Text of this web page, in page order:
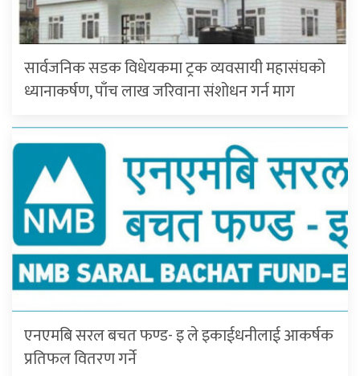
सार्वजनिक सडक विधेयकमा ट्रक व्यवसायी महासंघको
ध्यानाकर्षण, पाँच लाख जरिवाना संशोधन गर्न माग
एनएमबि सरल बचत फण्ड- इ ले इकाईधनीलाई आकर्षक
प्रतिफल वितरण गर्ने